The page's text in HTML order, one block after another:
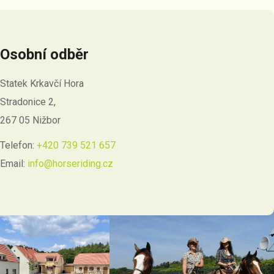
Osobní odběr
Statek Krkavčí Hora
Stradonice 2,
267 05 Nižbor
Telefon: +420 739 521 657
Email: info@horseriding.cz